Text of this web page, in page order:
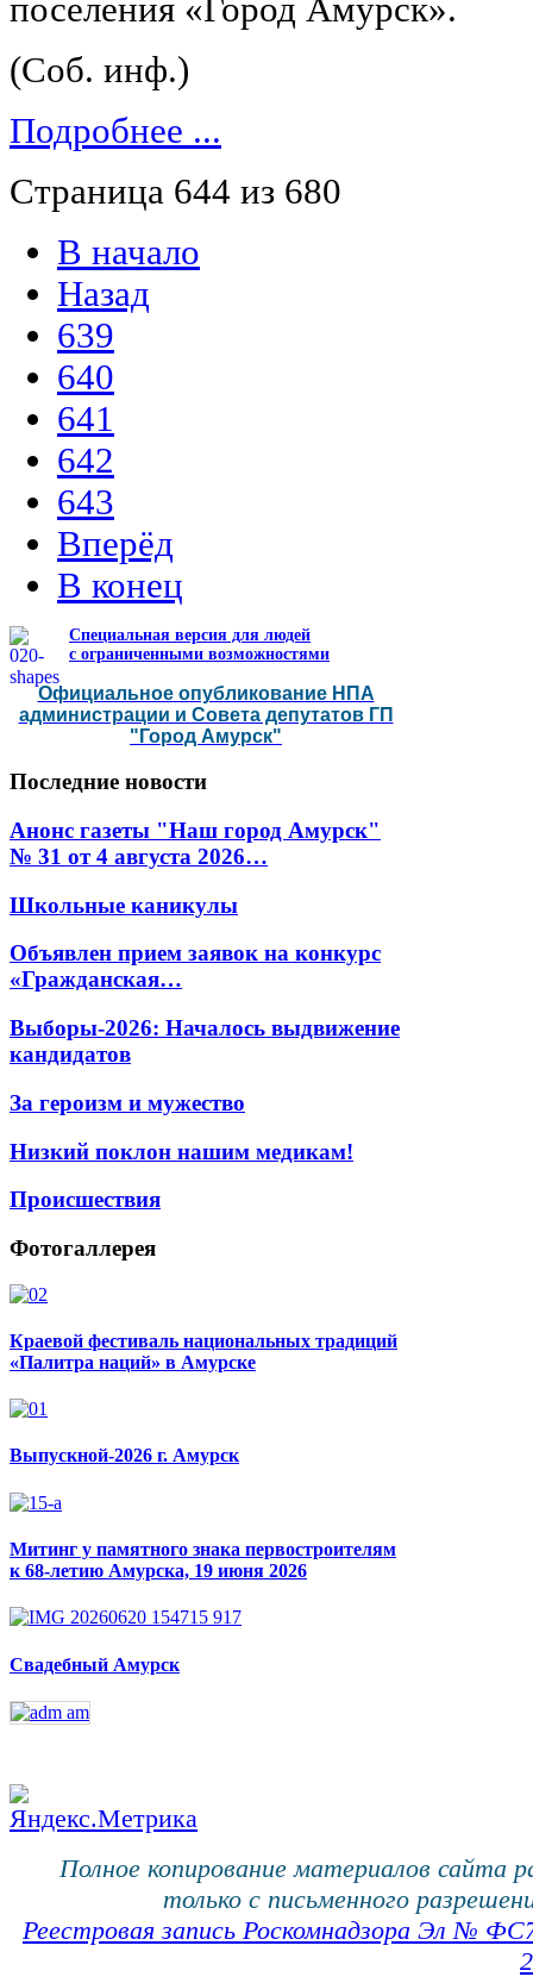
поселения «Город Амурск».
(Соб. инф.)
Подробнее ...
Страница 644 из 680
В начало
Назад
639
640
641
642
643
Вперёд
В конец
Специальная версия для людей
с ограниченными возможностями
Официальное опубликование НПА
администрации и Совета депутатов ГП
"Город Амурск"
Последние новости
Анонс газеты "Наш город Амурск"
№ 31 от 4 августа 2026…
Школьные каникулы
Объявлен прием заявок на конкурс
«Гражданская…
Выборы-2026: Началось выдвижение
кандидатов
За героизм и мужество
Низкий поклон нашим медикам!
Происшествия
Фотогаллерея
Краевой фестиваль национальных традиций
«Палитра наций» в Амурске
Выпускной-2026 г. Амурск
Митинг у памятного знака первостроителям
к 68-летию Амурска, 19 июня 2026
Свадебный Амурск
Полное копирование материалов сайта
только с письменного
Реестровая запись Роскомнадзора Эл №